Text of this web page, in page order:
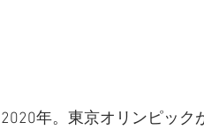
2020年。東京オリンピック